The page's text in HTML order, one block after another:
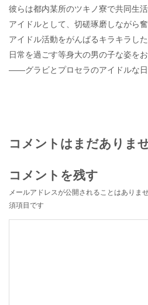
彼らは都内某所のツキノ寮で共同生
アイドルとして、切磋琢磨しながら奮
アイドル活動をがんばるキラキラし
日常を過ごす等身大の男の子な姿を
――グラビとプロセラのアイドルな日
コメントはまだありま
コメントを残す
メールアドレスが公開されることはありませ
須項目です